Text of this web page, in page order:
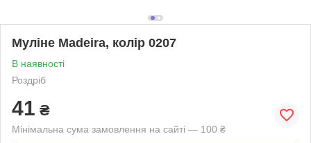
Муліне Madeira, колір 0207
В наявності
Роздріб
41 ₴
Мінімальна сума замовлення на сайті — 100 ₴